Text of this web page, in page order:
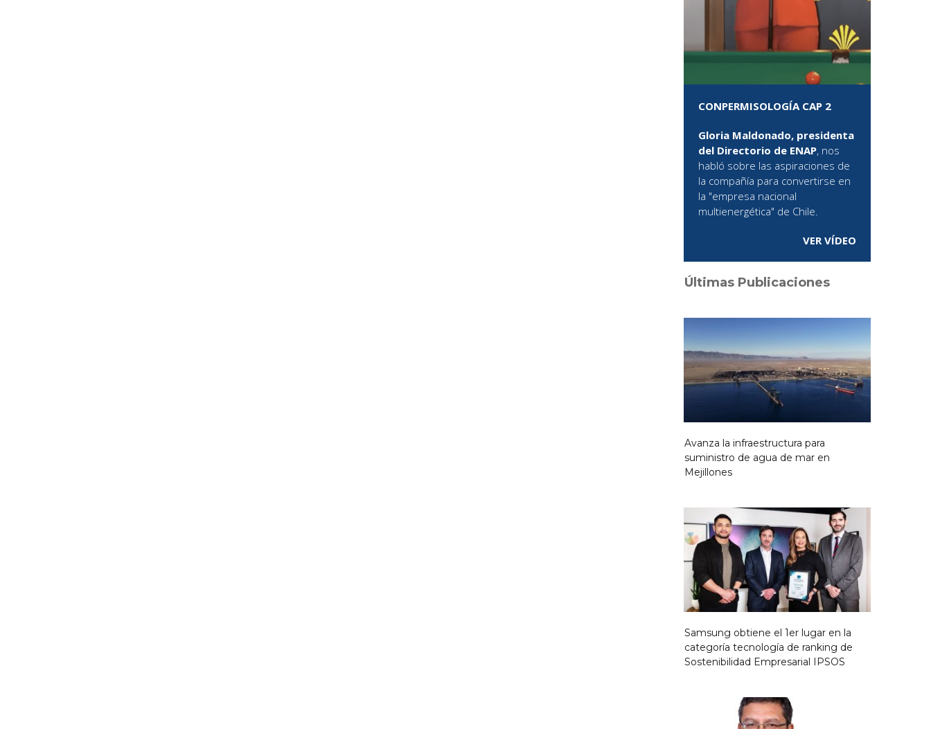
CONPERMISOLOGÍA CAP 2
Gloria Maldonado, presidenta
del Directorio de ENAP, nos
habló sobre las aspiraciones de
la compañía para convertirse en
la "empresa nacional
multienergética" de Chile.
VER VÍDEO
Últimas Publicaciones
Avanza la infraestructura para
suministro de agua de mar en
Mejillones
Samsung obtiene el 1er lugar en la
categoría tecnología de ranking de
Sostenibilidad Empresarial IPSOS